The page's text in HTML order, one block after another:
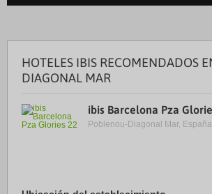
HOTELES IBIS RECOMENDADOS
DIAGONAL MAR
ibis Barcelona Pza
Poblenou-Diagonal Mar,